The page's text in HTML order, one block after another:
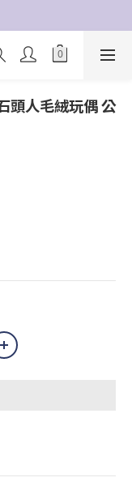
頭人毛絨玩偶 公